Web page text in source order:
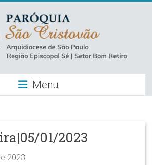
Menu
01/2023
2023